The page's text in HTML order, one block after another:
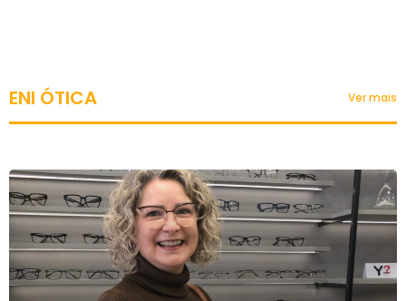
ENI ÓTICA Ver mais